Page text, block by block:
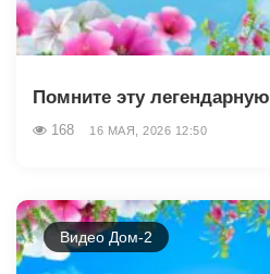
Помните эту
168 16 МАЯ, 2026 12:50
Видео Дом-2